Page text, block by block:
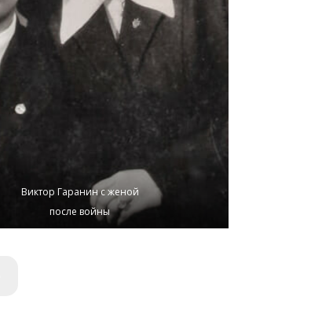
Виктор Гаранин с женой
после войны